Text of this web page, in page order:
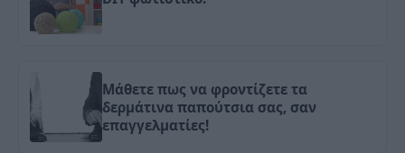
Μάθετε πως να φροντίζετε τα
δερμάτινα παπούτσια σας, σαν
επαγγελματίες!